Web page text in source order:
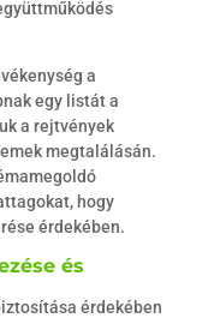
a
egy listát a
a rejtvények
megtalálásán.
hogy
érdekében.
és
érdekében